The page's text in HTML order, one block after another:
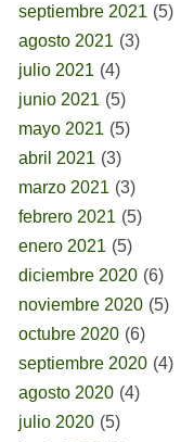
septiembre 2021 (5)
agosto 2021 (3)
julio 2021 (4)
junio 2021 (5)
mayo 2021 (5)
abril 2021 (3)
marzo 2021 (3)
febrero 2021 (5)
enero 2021 (5)
diciembre 2020 (6)
noviembre 2020 (5)
octubre 2020 (6)
septiembre 2020 (4)
agosto 2020 (4)
julio 2020 (5)